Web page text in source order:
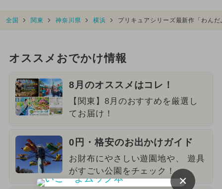
全国 関東 神奈川県 横浜 プリキュアシリーズ最新作「わん
オススメおでかけ情報
8月のオススメはコレ！
【関東】8月のおすすめを厳選し
てお届け！
0円・格安のお出かけガイド
お財布にやさしい遊園地や、 遊具
がすごい公園をチェック！
×